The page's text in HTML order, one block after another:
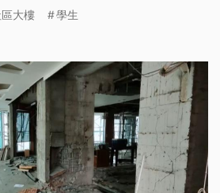
聞標題、內文為臺語文。）
大樓 學生